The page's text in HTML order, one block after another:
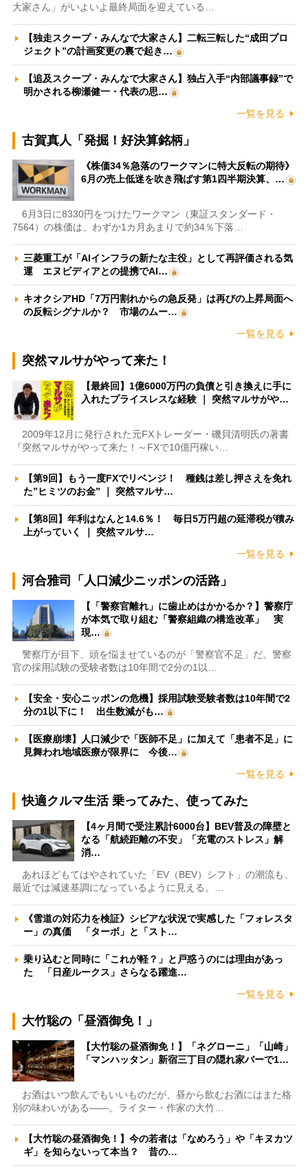
大家さん」がいよいよ最終局面を迎えている…
【独走スクープ・みんなで大家さん】二転三転した“成田プロ
ジェクト”の計画変更の裏で起き…
【追及スクープ・みんなで大家さん】独占入手“内部議事録”で
明かされる柳瀬健一・代表の思…
一覧を見る
古賀真人「発掘！好決算銘柄」
《株価34％急落のワークマンに特大反転の期待》
6月の売上低迷を吹き飛ばす第1四半期決算、…
6月3日に8330円をつけたワークマン（東証スタンダード・
7564）の株価は、わずか1カ月あまりで約34％下落…
三菱重工が「AIインフラの新たな主役」として再評価される気
運 エヌビディアとの提携でAI…
キオクシアHD「7万円割れからの急反発」は再びの上昇局面へ
の反転シグナルか？ 市場のムー…
一覧を見る
突然マルサがやって来た！
【最終回】1億6000万円の負債と引き換えに手に
入れたプライスレスな経験 ｜ 突然マルサがや…
2009年12月に発行された元FXトレーダー・磯貝清明氏の著書
『突然マルサがやって来た！～FXで10億円稼い…
【第9回】もう一度FXでリベンジ！ 種銭は差し押さえを免れ
た”ヒミツのお金” ｜ 突然マルサ…
【第8回】年利はなんと14.6％！ 毎日5万円超の延滞税が積み
上がっていく ｜ 突然マルサ…
一覧を見る
河合雅司「人口減少ニッポンの活路」
【「警察官離れ」に歯止めはかかるか？】警察庁
が本気で取り組む「警察組織の構造改革」 実
現…
警察庁が目下、頭を悩ませているのが「警察官不足」だ。警察
官の採用試験の受験者数は10年間で2分の1以…
【安全・安心ニッポンの危機】採用試験受験者数は10年間で2
分の1以下に！ 出生数減がも…
【医療崩壊】人口減少で「医師不足」に加えて「患者不足」に
見舞われ地域医療が限界に 今後…
一覧を見る
快適クルマ生活 乗ってみた、使ってみた
【4ヶ月間で受注累計6000台】BEV普及の障壁と
なる「航続距離の不安」「充電のストレス」解
消…
あれほどもてはやされていた「EV（BEV）シフト」の潮流も、
最近では減速基調になっているように見える。…
《雪道の対応力を検証》シビアな状況で実感した「フォレスタ
ー」の真価 「ターボ」と「スト…
乗り込むと同時に「これが軽？」と戸惑うのには理由があっ
た 「日産ルークス」さらなる躍進…
一覧を見る
大竹聡の「昼酒御免！」
【大竹聡の昼酒御免！】「ネグローニ」「山崎」
「マンハッタン」新宿三丁目の隠れ家バーで1…
お酒はいつ飲んでもいいものだが、昼から飲むお酒にはまた格
別の味わいがある――。ライター・作家の大竹…
【大竹聡の昼酒御免！】今の若者は「なめろう」や「キヌカツ
ギ」を知らないって本当？ 昔の…